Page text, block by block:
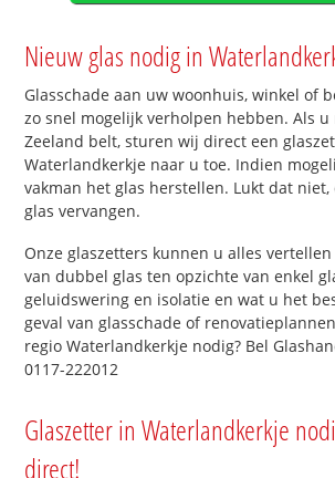
Nieuw glas nodig in
Glasschade aan uw woonhuis, winkel of
zo snel mogelijk verholpen hebben. Als
Zeeland belt, sturen wij direct een
Waterlandkerkje naar u toe. Indien
vakman het glas herstellen. Lukt dat
glas vervangen.
Onze glaszetters kunnen u alles
van dubbel glas ten opzichte van enkel
geluidswering en isolatie en wat u het
geval van glasschade of
regio Waterlandkerkje nodig? Bel
0117-222012
Glaszetter in Waterlandkerkje
direct!